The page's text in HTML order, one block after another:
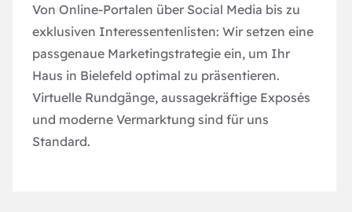
Von Online-Portalen über Social Media bis zu
exklusiven Interessentenlisten: Wir setzen eine
passgenaue Marketingstrategie ein, um Ihr
Haus in Bielefeld optimal zu präsentieren.
Virtuelle Rundgänge, aussagekräftige Exposés
und moderne Vermarktung sind für uns
Standard.